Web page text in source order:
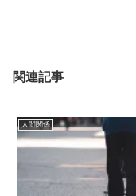
関連記事
人間関係